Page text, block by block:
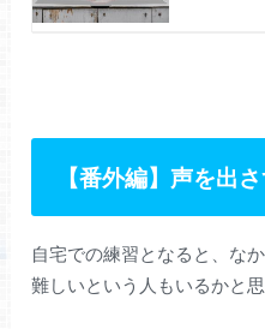
【番外編】声を出
自宅での練習となると、な
難しいという人もいるかと思